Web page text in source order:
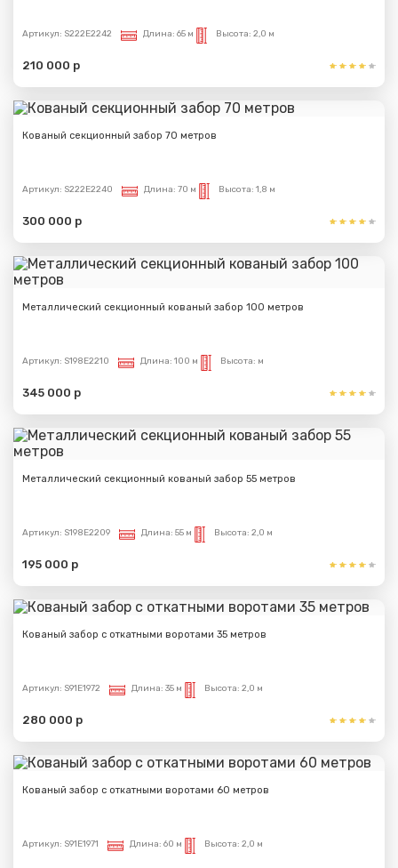
Артикул: S222E2242 Длина: 65 м Высота: 2,0 м
210 000 р
Кованый секционный забор 70 метров
Артикул: S222E2240 Длина: 70 м Высота: 1,8 м
300 000 р
Металлический секционный кованый забор 100 метров
Артикул: S198E2210 Длина: 100 м Высота: м
345 000 р
Металлический секционный кованый забор 55 метров
Артикул: S198E2209 Длина: 55 м Высота: 2,0 м
195 000 р
Кованый забор с откатными воротами 35 метров
Артикул: S91E1972 Длина: 35 м Высота: 2,0 м
280 000 р
Кованый забор с откатными воротами 60 метров
Артикул: S91E1971 Длина: 60 м Высота: 2,0 м